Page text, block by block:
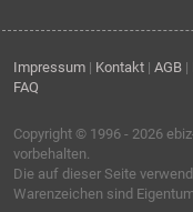
Impressum | Kontakt | AGB |
FAQ
Copyright © 1996 - 2026
vorbehalten.
Die auf dieser Seite
Warenzeichen sind